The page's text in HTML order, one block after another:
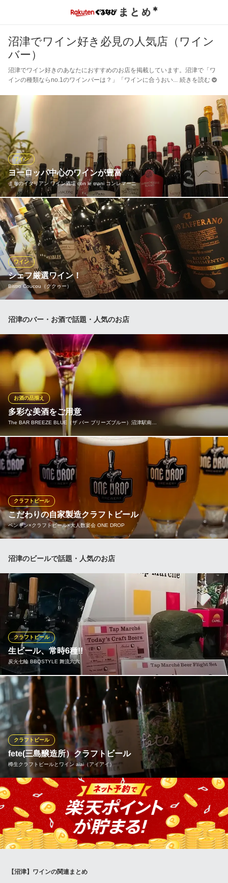
沼津でワイン好き必見の人気店（ワイン
バー）
沼津でワイン好きのあなたにおすすめのお店を掲載しています。沼津で「ワ
インの種類ならno.1のワインバーは？」「ワインに合うおい
続きを読む
ヨーロッパ中心のワインが豊富
まちのイタリアン ワイン酒場 con le mani コンレマーニ
ワイン
イタリアに限らず、料理と合わせてお楽しみいただけるワインを
約60種類、世界各国からお届けします。
まちのイタリアン ワイン酒場 con le mani コンレマーニ
沼津市のイタリアン
ＪＲ沼津駅 徒歩5分
静岡県沼津市大手町5-7-13
シェフ厳選ワイン！
Bistro Coucou（ククゥー）
ワイン
ビストロですがフランスワインにこだわらず、美味しいと思った
なワインを常にご用意しております。 是非食べている料理に合わ
せて色々なワインをお楽しみください。 シェフにおすすめの合う
ワインを聞くのもビストロの楽しみ方ですね！
Bistro Coucou（ククゥー）
沼津のフレンチビストロ
ＪＲ沼津駅南口 徒歩5分
静岡県沼津市大手町5-4-21 1F
沼津のバー・お酒で話題・人気のお店
多彩な美酒をご用意
The BAR BREEZE BLUE（ザ バー ブリーズブルー）沼津駅南…
お酒の品揃え
「アイル・オブ・ジュラ 10年」や「シングルモルト・山崎 12
年」などのウイスキーや、「カミュ・XO・エレガンス」などのブ
ランデー、その他珍しいリキュールなどを、ボトルにて約450本ほ
ど取り揃えております。また、各種スタンダードカクテルはもち
ろん季節のオリジナルカクテルなどもご提供しております。
The BAR BREEZE BLUE（ザ バー ブリーズブルー）沼津駅
南口
静岡県沼津市大手町3-3-8 H1ビル5F
こだわりの自家製造クラフトビール
ペンギン×クラフトビール×大人数宴会 ONE DROP
クラフトビール
自家醸造のクラフトビールが楽しめるビアレストラン。多彩なビ
め、ビール好きはもちろん初めての方にもおすすめです。
ペンギン×クラフトビール×大人数宴会 ONE DROP
自社製造のビール居酒屋
ＪＲ沼津駅 徒歩2分
静岡県沼津市大手町5-2-15 B1
沼津のビールで話題・人気のお店
生ビール、常時6種!!
炭火七輪 BBQSTYLE 舞流六六
クラフトビール
「キリン一番搾り」と「ハイネケン生」更にクラフトビールのタ
ップマルシェ導入で、常時6種類の生ビール！その他、瓶ビールも
豊富な品揃え！！焼肉、ＢＢＱにはやっぱりビール！もちろんホ
ッピー もございます！
炭火七輪 BBQSTYLE 舞流六六
沼津焼肉ホルモン海鮮焼
ＪＲ沼津駅 車10分
静岡県沼津市中沢田490-1
fete(三島醸造所）クラフトビール
樽生クラフトビールとワイン aiai（アイアイ）
クラフトビール
fete（三島醸造所）クラフトビールが生樽で7種類飲めます。
樽生クラフトビールとワイン aiai（アイアイ）
レストラン＆ワインバー
ＪＲ沼津駅南口 徒歩3分
静岡県沼津市大手町3-5-4 2F
【沼津】ワインの関連まとめ